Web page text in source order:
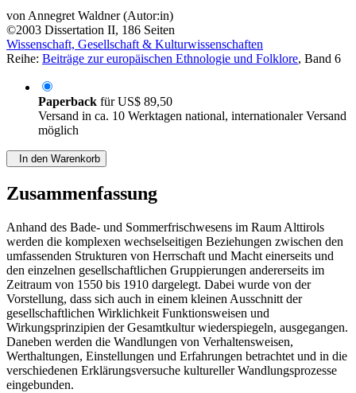
vonAnnegret Waldner (Autor:in)
©2003 Dissertation II, 186 Seiten
Wissenschaft, Gesellschaft & Kulturwissenschaften
Reihe: Beiträge zur europäischen Ethnologie und Folklore, Band 6
Paperback fürUS$ 89,50
Versand in ca. 10 Werktagen national, internationaler Versand
möglich
In den Warenkorb
Zusammenfassung
Anhand des Bade- und Sommerfrischwesens im Raum Alttirols
werden die komplexen wechselseitigen Beziehungen zwischen den
umfassenden Strukturen von Herrschaft und Macht einerseits und
den einzelnen gesellschaftlichen Gruppierungen andererseits im
Zeitraum von 1550 bis 1910 dargelegt. Dabei wurde von der
Vorstellung, dass sich auch in einem kleinen Ausschnitt der
gesellschaftlichen Wirklichkeit Funktionsweisen und
Wirkungsprinzipien der Gesamtkultur wiederspiegeln, ausgegangen.
Daneben werden die Wandlungen von Verhaltensweisen,
Werthaltungen, Einstellungen und Erfahrungen betrachtet und in die
verschiedenen Erklärungsversuche kultureller Wandlungsprozesse
eingebunden.